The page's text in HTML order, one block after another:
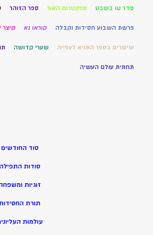
סדר טו בשבט ספקטרום האור ספר הזוהר
פרשת השבוע חסידות וקבלה קוראו נא קיצר
שיעורים בספר התניא לצפייה שערי קדושה
תחתית עולם העשיה
סוד החודשים
סודות התפילה
זוגיות
תורת
עולמות